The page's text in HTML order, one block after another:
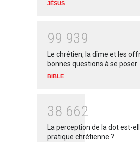
JÉSUS
99 939
Le chrétien, la dîme et les
bonnes questions à se poser
BIBLE
38 662
La perception de la dot est-
pratique chrétienne ?